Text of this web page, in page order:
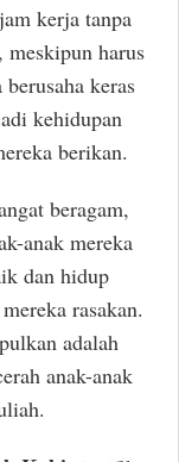
kerja tanpa
meskipun harus
keras
kehidupan
berikan.
beragam,
anak mereka
dan hidup
rasakan.
adalah
anak-anak